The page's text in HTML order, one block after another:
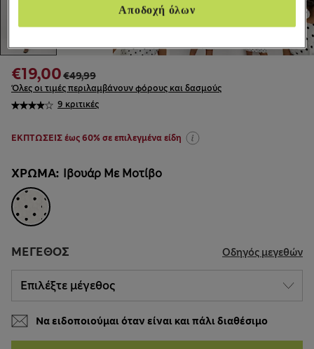
9 κριτικές
€49,99
€19,00
Όλες οι τιμές περιλαμβάνουν φόρους και δασμούς
ΕΚΠΤΩΣΕΙΣ έως 60% σε επιλεγμένα είδη
ΧΡΏΜΑ: Ιβουάρ Με Μοτίβο
ΜΈΓΕΘΟΣ Οδηγός μεγεθών
Να ειδοποιούμαι όταν είναι και πάλι διαθέσιμο
Αποδοχή όλων